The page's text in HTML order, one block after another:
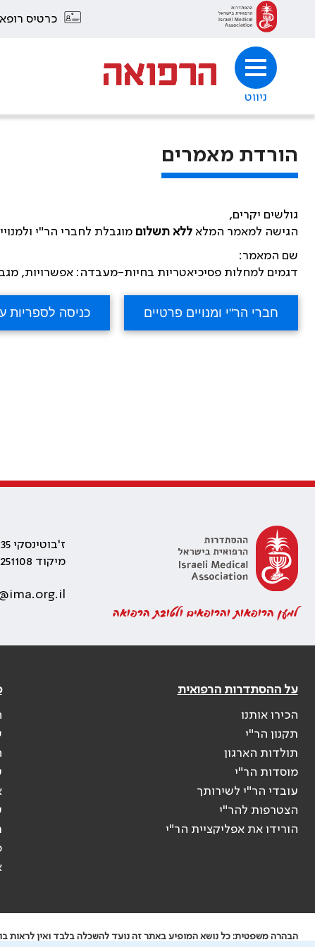
כרטיס
ניווט
הורדת מאמרים
גולשים יקרים,
הגישה למאמר המלאללא תשלום מוגבלת לחברי הר"י
שם המאמר:
דגמים למחלות פסיכיאטריות בחיות-מעבדה: אפשרויות,
למען הרופאות והרופאים ולטובת הרפואה
ז'בוטינסקי 35 רמת גן, בניין התאומים 2
מיקוד 5251108
על ההסתדרות הרפואית
הכירו אותנו
תקנון הר"י
תולדות הארגון
מוסדות הר"י
עובדי הר"י לשירותך
הצטרפות להר"י
הורידו את אפליקציית הר"י
הבהרה משפטית: כל נושא המופיע באתר זה נועד להשכלה בלבד ואין לראות